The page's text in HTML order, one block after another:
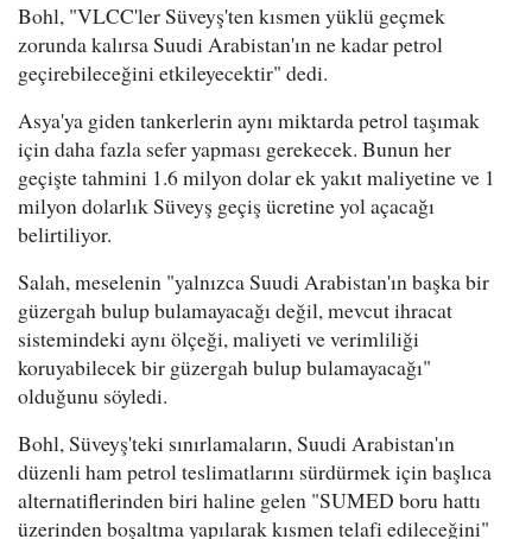
Bohl, "VLCC'ler Süveyş'ten kısmen yüklü geçmek
zorunda kalırsa Suudi Arabistan'ın ne kadar petrol
geçirebileceğini etkileyecektir" dedi.
Asya'ya giden tankerlerin aynı miktarda petrol taşımak
için daha fazla sefer yapması gerekecek. Bunun her
geçişte tahmini 1.6 milyon dolar ek yakıt maliyetine ve 1
milyon dolarlık Süveyş geçiş ücretine yol açacağı
belirtiliyor.
Salah, meselenin "yalnızca Suudi Arabistan'ın başka bir
güzergah bulup bulamayacağı değil, mevcut ihracat
sistemindeki aynı ölçeği, maliyeti ve verimliliği
koruyabilecek bir güzergah bulup bulamayacağı"
olduğunu söyledi.
Bohl, Süveyş'teki sınırlamaların, Suudi Arabistan'ın
düzenli ham petrol teslimatlarını sürdürmek için başlıca
alternatiflerinden biri haline gelen "SUMED boru hattı
üzerinden boşaltma yapılarak kısmen telafi edileceğini"